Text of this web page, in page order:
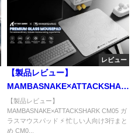
レビュー
【製品レビュー】
MAMBASNAKE×ATTACKSHARK
CM05 ガラスマウスパッド
【製品レビュー】
MAMBASNAKE×ATTACKSHARK CM05 ガ
ラスマウスパッド ⚡ 忙しい人向け3行まと
め CM0...